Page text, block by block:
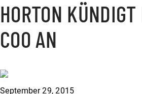
HORTON
COO AN
September 29, 2015